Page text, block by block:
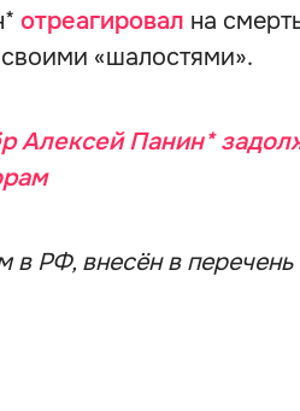
отреагировал на
«шалостями».
Алексей Панин*
в РФ, внесён в